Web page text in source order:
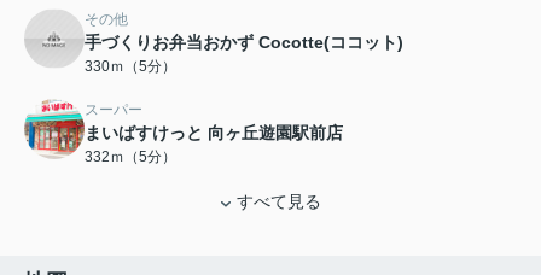
その他
手づくりお弁当おかず Cocotte(ココット)
330ｍ（5分）
スーパー
まいばすけっと 向ヶ丘遊園駅前店
332ｍ（5分）
すべて見る